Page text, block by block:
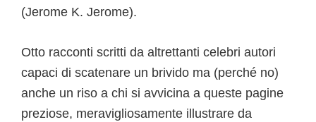
(Jerome K. Jerome).
Otto racconti scritti da altrettanti celebri autori
capaci di scatenare un brivido ma (perché no)
anche un riso a chi si avvicina a queste pagine
preziose, meravigliosamente illustrare da